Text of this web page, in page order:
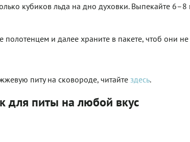
кубиков льда на дно духовки. Выпекайте
полотенцем и далее храните в пакете, чтоб они
питу на сковороде, читайте здесь.
для питы на любой вкус